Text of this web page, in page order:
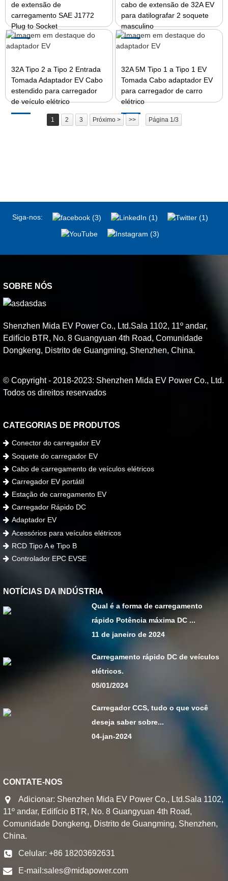
de extensão de
carregamento SAE J1772
Plug to Socket
cabo de extensão de 32A EV
para datilografar 2 soquete
masculino
32A Tipo 2 a Tipo 2 Entrada
Tomada Adaptador EV Cabo
estendido para carregador
de veículo elétrico
32A 5M Tipo 1 a Tipo 1 EV
Tomada Cabo adaptador EV
para carregador de carro
elétrico
1 2 3 Próximo > >> Página 1/3
Siga-nos:
SOBRE NÓS
Shenzhen Mida EV Power Co., Ltd.Sala 1102, 11º andar,
Edifício BTR, No. 8 Guangyuan 4th Road, Comunidade
Dongkeng, Distrito de Guangming, Shenzhen, China.
© Copyright - 2018-2023: Shenzhen Mida EV Power Co., Ltd.
Todos os direitos reservados
CATEGORIAS DE PRODUTOS
Conector do carregador EV
Soquete do carregador EV
Cabo de carregamento de veículos elétricos
Carregador EV portátil
Estação de carregamento EV
Carregador Rápido DC
Adaptador EV
Acessórios para veículos elétricos
RCD Tipo A e Tipo B
Controlador EPC EVSE
NOTÍCIAS DA INDÚSTRIA
Qual é a forma de carregamento
rápido Potência máxima DC ...
11 de janeiro de 2024
Carregamento rápido DC de veículos
elétricos.
05/01/2024
Carregador CCS, tudo o que você
deseja saber sobre...
04-jan-2024
CONTATE-NOS
Adicionar: Shenzhen Mida EV Power Co., Ltd.Sala 1102,
11º andar, Edifício BTR, No. 8 Guangyuan 4th Road,
Comunidade Dongkeng, Distrito de Guangming, Shenzhen,
China.
Celular: +86 18203692631
E-mail:sales@midapower.com